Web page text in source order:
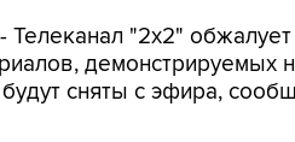
Телеканал "2х2"
демонстрируемых
сняты с эфира,